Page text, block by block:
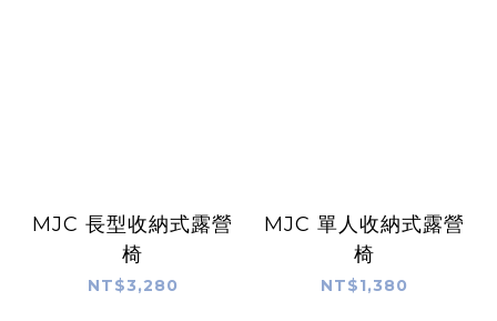
MJC 長型收納式露營
椅
NT$3,280
MJC 單人收納式露營
椅
NT$1,380